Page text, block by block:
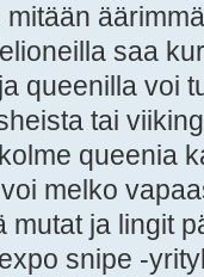
saa
queenilla voi
tai
queenia
melko
mutat ja lingit
snipe -